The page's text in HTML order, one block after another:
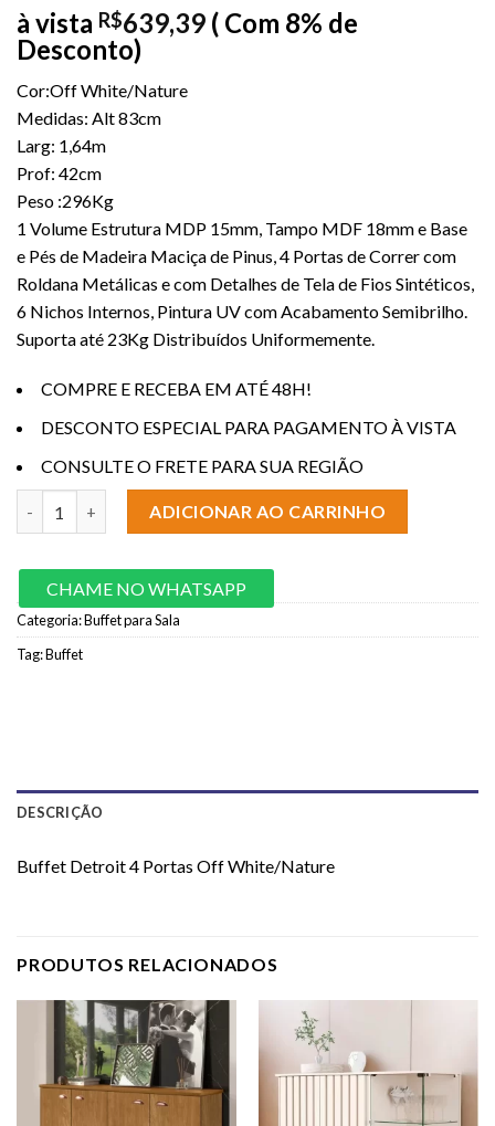
à vista R$639,39 ( Com 8% de
Desconto)
Cor:Off White/Nature
Medidas: Alt 83cm
Larg: 1,64m
Prof: 42cm
Peso :296Kg
1 Volume Estrutura MDP 15mm, Tampo MDF 18mm e Base
e Pés de Madeira Maciça de Pinus, 4 Portas de Correr com
Roldana Metálicas e com Detalhes de Tela de Fios Sintéticos,
6 Nichos Internos, Pintura UV com Acabamento Semibrilho.
Suporta até 23Kg Distribuídos Uniformemente.
COMPRE E RECEBA EM ATÉ 48H!
DESCONTO ESPECIAL PARA PAGAMENTO À VISTA
CONSULTE O FRETE PARA SUA REGIÃO
ADICIONAR AO CARRINHO
CHAME NO WHATSAPP
Categoria:Buffet para Sala
Tag:Buffet
DESCRIÇÃO
Buffet Detroit 4 Portas Off White/Nature
PRODUTOS RELACIONADOS